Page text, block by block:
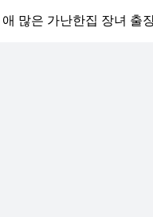
애 많은 가난한집 장녀 출